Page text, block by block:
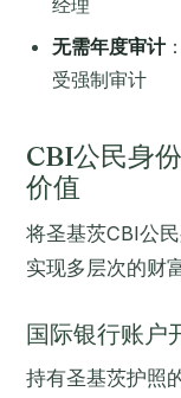
经理
无需年度审计
受强制审计
CBI公民身
价值
将圣基茨CBI公
实现多层次的财
国际银行账户
持有圣基茨护照